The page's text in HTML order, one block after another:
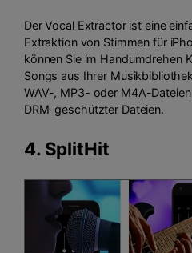
Der Vocal Extractor ist eine
Extraktion von Stimmen für
können Sie im Handumdrehen
Songs aus Ihrer
WAV-, MP3- oder M4A-
DRM-geschützter Dateien.
4. SplitHit